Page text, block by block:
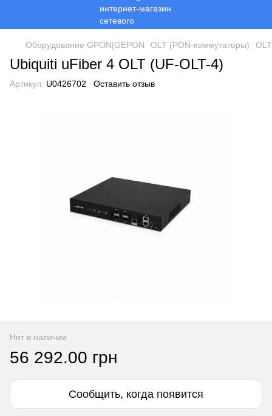
Оборудование GPON|GEPON OLT (PON-коммутаторы)
Ubiquiti uFiber 4 OLT (UF-OLT-4)
Артикул: U0426702 Оставить отзыв
Нет в наличии
56 292.00 грн
Сообщить, когда появится